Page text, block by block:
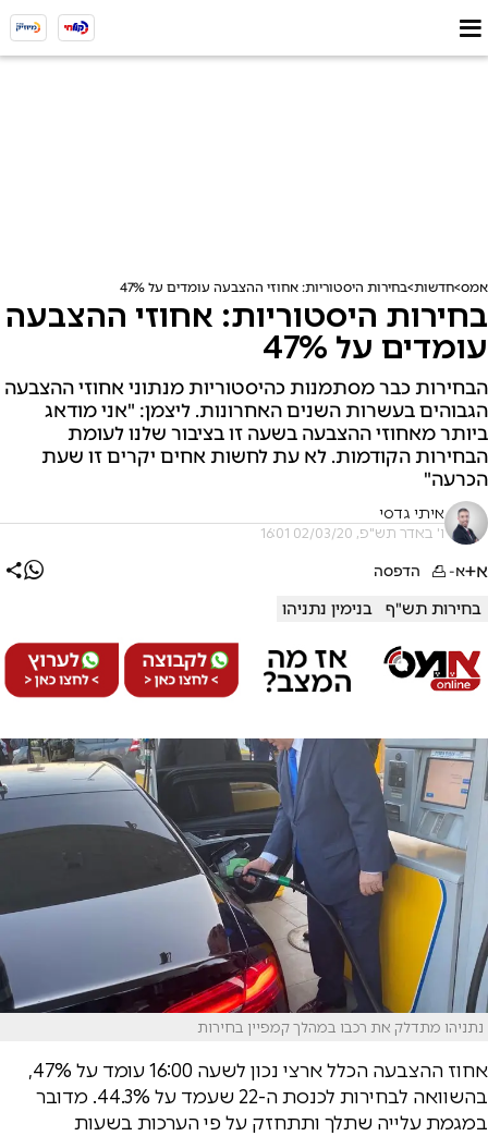
אמס חדשות בחירות היסטוריות: אחוזי ההצבעה עומדים על 47%
בחירות היסטוריות: אחוזי ההצבעה
עומדים על 47%
הבחירות כבר מסתמנות כהיסטוריות מנתוני אחוזי ההצבעה
הגבוהים בעשרות השנים האחרונות. ליצמן: "אני מודאג
ביותר מאחוזי ההצבעה בשעה זו בציבור שלנו לעומת
הבחירות הקודמות. לא עת לחשות אחים יקרים זו שעת
הכרעה"
איתי גדסי
ו' באדר תש"פ, 02/03/20 16:01
א+א- הדפסה
בחירות תש"ף בנימין נתניהו
נתניהו מתדלק את רכבו במהלך קמפיין בחירות
אחוז ההצבעה הכלל ארצי נכון לשעה 16:00 עומד על 47%,
בהשוואה לבחירות לכנסת ה-22 שעמד על 44.3%. מדובר
במגמת עלייה שתלך ותתחזק על פי הערכות בשעות